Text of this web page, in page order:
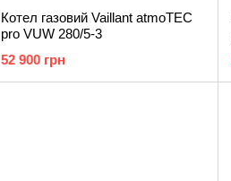
Котел газовий Vaillant atmoTEC
pro VUW 280/5-3
52 900 грн